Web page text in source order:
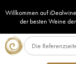
Willkommen auf
der besten Weine